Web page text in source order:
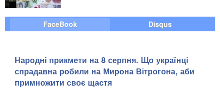
FaceBook Disqus
Народні прикмети на 8 серпня. Що українці
спрадавна робили на Мирона Вітрогона, аби
примножити своє щастя